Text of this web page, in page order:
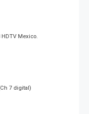
Mexico.
7 digital)